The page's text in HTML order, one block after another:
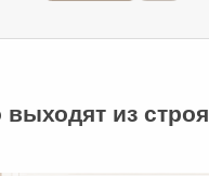
из строя